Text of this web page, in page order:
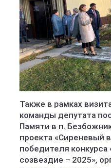
Также в рамках
команды депутата
Памяти в п.
проекта «Сиреневый
победителя конкурса
созвездие – 2025»,